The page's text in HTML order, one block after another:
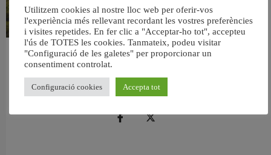
València retira prop de 15.000 litres de residus de la Devesa durant el mes de
6 agost, 2026
Utilitzem cookies al nostre lloc web per oferir-vos
l'experiència més rellevant recordant les vostres preferències
i visites repetides. En fer clic a "Acceptar-ho tot", accepteu
l'ús de TOTES les cookies. Tanmateix, podeu visitar
"Configuració de les galetes" per proporcionar un
consentiment controlat.
Configuració cookies Accepta tot